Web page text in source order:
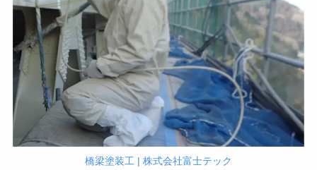
橋梁塗装工 | 株式会社富士テック